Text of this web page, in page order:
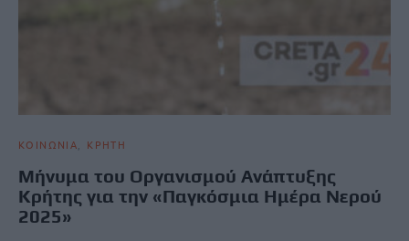
ΚΟΙΝΩΝΙΑ ΚΡΗΤΗ
Μήνυμα του Οργανισμού Ανάπτυξης
Κρήτης για την «Παγκόσμια Ημέρα Νερού
2025»